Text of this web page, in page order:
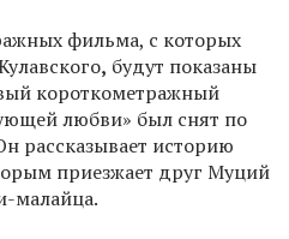
фильма, с которых
, будут показаны
короткометражный
любви» был снят по
рассказывает историю
приезжает друг Муций
малайца.